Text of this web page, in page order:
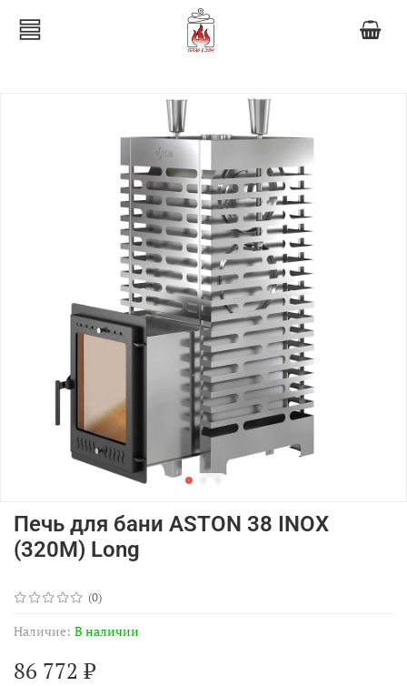
(0)
Наличие: В наличии
Печь для бани ASTON 38 INOX
(320М) Long
86 772 ₽